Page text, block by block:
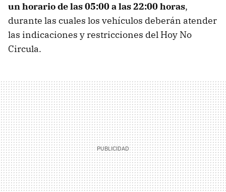
un horario de las 05:00 a las 22:00 horas,
durante las cuales los vehículos deberán atender
las indicaciones y restricciones del Hoy No
Circula.